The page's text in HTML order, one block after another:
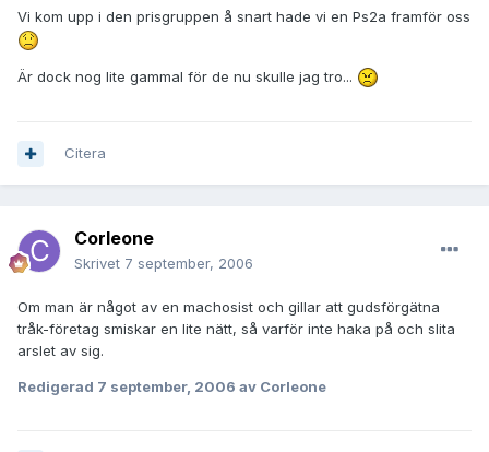
Vi kom upp i den prisgruppen å snart hade vi en Ps2a framför oss
Är dock nog lite gammal för de nu skulle jag tro...
Citera
Corleone
Skrivet 7 september, 2006
Om man är något av en machosist och gillar att gudsförgätna
tråk-företag smiskar en lite nätt, så varför inte haka på och slita
arslet av sig.
Redigerad 7 september, 2006 av Corleone